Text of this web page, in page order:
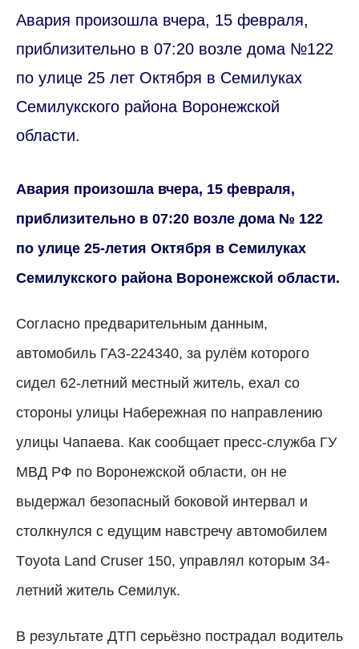
Авария произошла вчера, 15 февраля,
приблизительно в 07:20 возле дома №122
по улице 25 лет Октября в Семилуках
Семилукского района Воронежской
области.
Авария произошла вчера, 15 февраля,
приблизительно в 07:20 возле дома № 122
по улице 25-летия Октября в Семилуках
Семилукского района Воронежской области.
Согласно предварительным данным,
автомобиль ГАЗ-224340, за рулём которого
сидел 62-летний местный житель, ехал со
стороны улицы Набережная по направлению
улицы Чапаева. Как сообщает пресс-служба ГУ
МВД РФ по Воронежской области, он не
выдержал безопасный боковой интервал и
столкнулся с едущим навстречу автомобилем
Тoyota Land Cruser 150, управлял которым 34-
летний житель Семилук.
В результате ДТП серьёзно пострадал водитель